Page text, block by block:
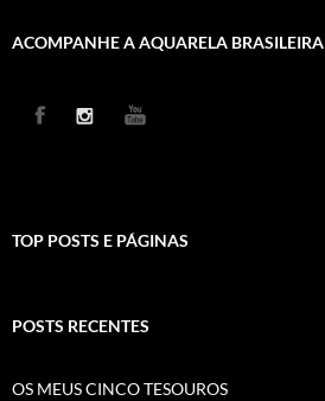
ACOMPANHE A AQUARELA BRASILEIRA
TOP POSTS E PÁGINAS
POSTS RECENTES
OS MEUS CINCO TESOUROS